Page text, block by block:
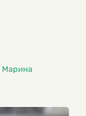
Марина